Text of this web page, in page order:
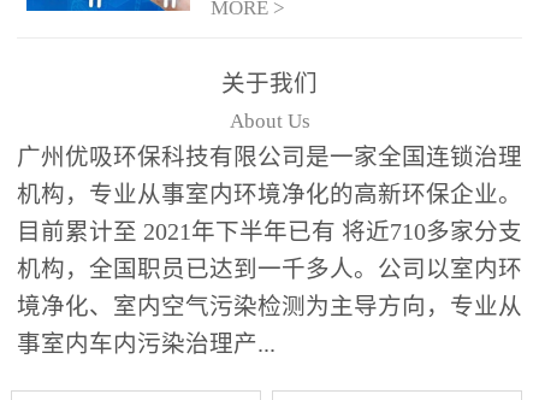
MORE >
关于我们
About Us
广州优吸环保科技有限公司是一家全国连锁治理
机构，专业从事室内环境净化的高新环保企业。
目前累计至 2021年下半年已有 将近710多家分支
机构，全国职员已达到一千多人。公司以室内环
境净化、室内空气污染检测为主导方向，专业从
事室内车内污染治理产...